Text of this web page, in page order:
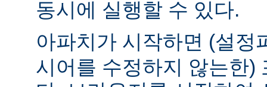
동시에 실행할 수 있다.
아파치가 시작하면 (설정
시어를 수정하지 않는한)